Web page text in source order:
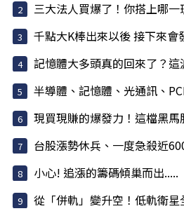
三大法人買爆了！你搭上哪一
千點大K棒出來以後 接下來會
記憶體大多頭真的回來了？
半導體、記憶體、光通訊、
現買現賺的爆發力！這檔黑
台股漲勢休兵、一度急殺近
小心! 追漲的籌碼傾巢而出.....
從「併軌」變升空！低軌衛